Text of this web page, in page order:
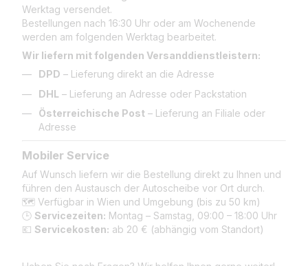
Werktag versendet.
Bestellungen nach 16:30 Uhr oder am Wochenende
werden am folgenden Werktag bearbeitet.
Wir liefern mit folgenden Versanddienstleistern:
DPD – Lieferung direkt an die Adresse
DHL – Lieferung an Adresse oder Packstation
Österreichische Post – Lieferung an Filiale oder
Adresse
Mobiler Service
Auf Wunsch liefern wir die Bestellung direkt zu Ihnen und
führen den Austausch der Autoscheibe vor Ort durch.
🗺️ Verfügbar in Wien und Umgebung (bis zu 50 km)
🕒 Servicezeiten: Montag – Samstag, 09:00 – 18:00 Uhr
💶 Servicekosten: ab 20 € (abhängig vom Standort)